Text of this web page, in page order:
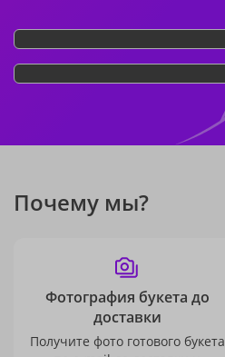
Почему мы?
Фотография букета до
доставки
Получите фото готового букета